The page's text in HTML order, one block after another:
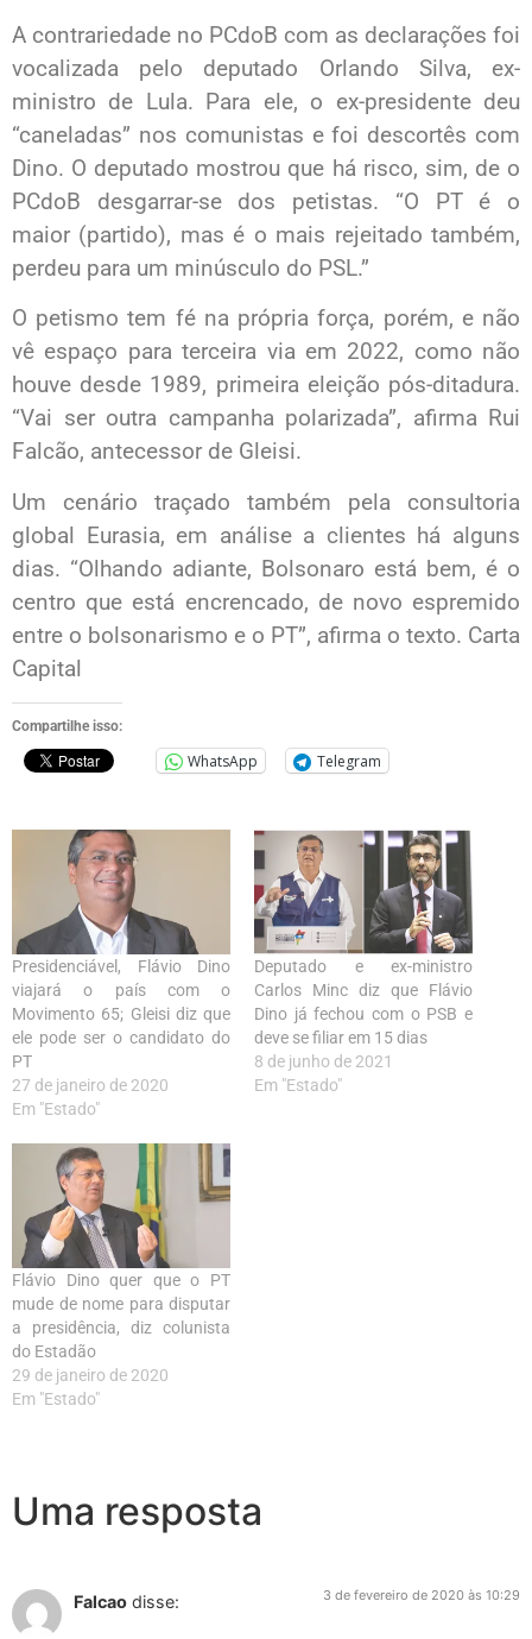
A contrariedade no PCdoB com as declarações foi
vocalizada pelo deputado Orlando Silva, ex-
ministro de Lula. Para ele, o ex-presidente deu
“caneladas” nos comunistas e foi descortês com
Dino. O deputado mostrou que há risco, sim, de o
PCdoB desgarrar-se dos petistas. “O PT é o
maior (partido), mas é o mais rejeitado também,
perdeu para um minúsculo do PSL.”
O petismo tem fé na própria força, porém, e não
vê espaço para terceira via em 2022, como não
houve desde 1989, primeira eleição pós-ditadura.
“Vai ser outra campanha polarizada”, afirma Rui
Falcão, antecessor de Gleisi.
Um cenário traçado também pela consultoria
global Eurasia, em análise a clientes há alguns
dias. “Olhando adiante, Bolsonaro está bem, é o
centro que está encrencado, de novo espremido
entre o bolsonarismo e o PT”, afirma o texto. Carta
Capital
Compartilhe isso:
WhatsApp Telegram
Presidenciável, Flávio Dino
viajará o país com o
Movimento 65; Gleisi diz que
ele pode ser o candidato do
PT
27 de janeiro de 2020
Em "Estado"
Deputado e ex-ministro
Carlos Minc diz que Flávio
Dino já fechou com o PSB e
deve se filiar em 15 dias
8 de junho de 2021
Em "Estado"
Flávio Dino quer que o PT
mude de nome para disputar
a presidência, diz colunista
do Estadão
29 de janeiro de 2020
Em "Estado"
Uma resposta
Falcao disse: 3 de fevereiro de 2020 às 10:29